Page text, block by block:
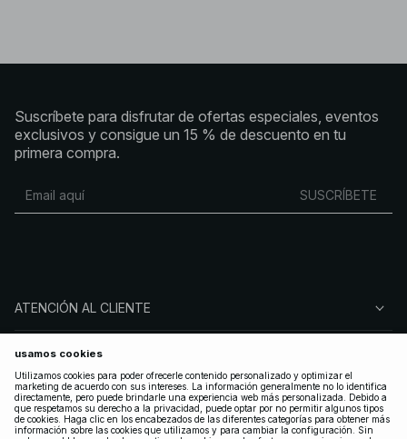
Suscríbete para disfrutar de ofertas especiales, eventos
exclusivos y consigue un 15 % de descuento en tu
primera compra.
SUSCRÍBETE
ATENCIÓN AL CLIENTE
SOBRE NA-KD
SÍGUENOS